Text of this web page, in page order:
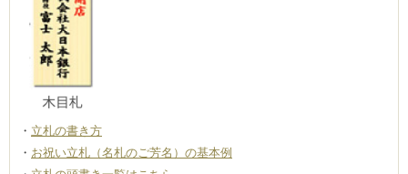
立札の書き方
お祝い立札（名札のご芳名）の基本例